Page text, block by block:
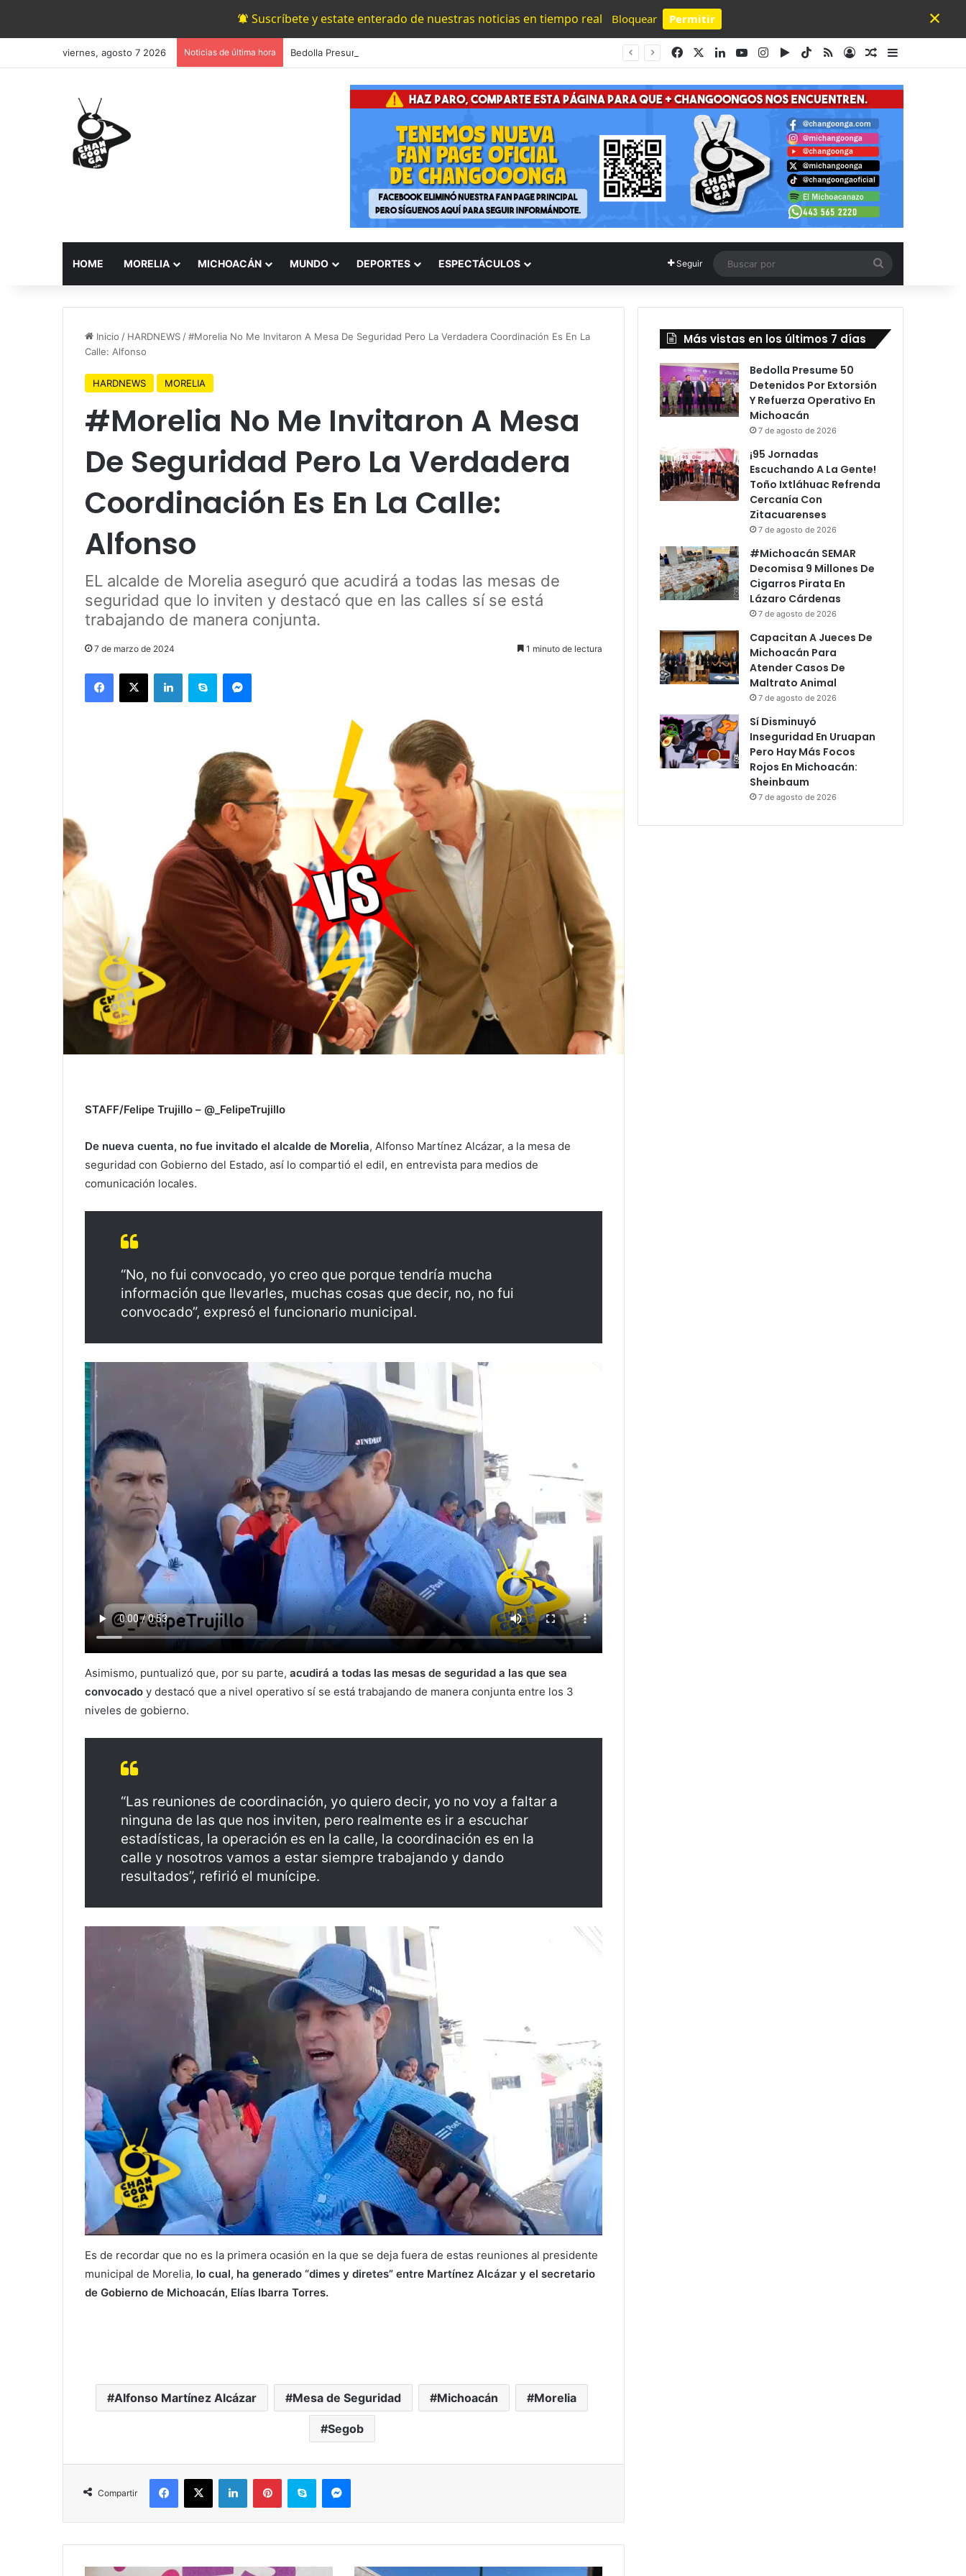
Suscríbete y estate enterado de nuestras noticias en tiempo real Bloquear Permitir
Powered by SendPulse
×
viernes, agosto 7 2026 Noticias de última hora FacebookLinkedInYouTubeInstagram
Google Play
TikTok
RSSAccesoPublicación al
Barra lateral
HOME MORELIA MICHOACÁN MUNDO DEPORTES ESPECTÁCULOS Seguir
por
Inicio / HARDNEWS /#Morelia No Me Invitaron A Mesa De Seguridad Pero La Verdadera Coordinación Es En La
Calle: Alfonso
HARDNEWS MORELIA
#Morelia No Me Invitaron A Mesa
De Seguridad Pero La Verdadera
Coordinación Es En La Calle:
Alfonso
EL alcalde de Morelia aseguró que acudirá a todas las mesas de
seguridad que lo inviten y destacó que en las calles sí se está
trabajando de manera conjunta.
7 de marzo de 2024 1 minuto de lectura
Facebook
X LinkedInSkype Messenger
STAFF/Felipe Trujillo – @_FelipeTrujillo
De nueva cuenta, no fue invitado el alcalde de Morelia, Alfonso Martínez Alcázar, a la mesa de
seguridad con Gobierno del Estado, así lo compartió el edil, en entrevista para medios de
comunicación locales.
“No, no fui convocado, yo creo que porque tendría mucha
información que llevarles, muchas cosas que decir, no, no fui
convocado”, expresó el funcionario municipal.
Asimismo, puntualizó que, por su parte, acudirá a todas las mesas de seguridad a las que sea
convocado y destacó que a nivel operativo sí se está trabajando de manera conjunta entre los 3
niveles de gobierno.
“Las reuniones de coordinación, yo quiero decir, yo no voy a faltar a
ninguna de las que nos inviten, pero realmente es ir a escuchar
estadísticas, la operación es en la calle, la coordinación es en la
calle y nosotros vamos a estar siempre trabajando y dando
resultados”, refirió el munícipe.
Es de recordar que no es la primera ocasión en la que se deja fuera de estas reuniones al presidente
municipal de Morelia, lo cual, ha generado “dimes y diretes” entre Martínez Alcázar y el secretario
de Gobierno de Michoacán, Elías Ibarra Torres.
Alfonso Martínez Alcázar Mesa de Seguridad Michoacán Morelia
Segob
Compartir
Facebook
X LinkedInPinterestSkype Messenger
#Michoacán Abren
Más vistas en los últimos 7 días
Bedolla Presume 50
Detenidos Por Extorsión
Y Refuerza Operativo En
Michoacán
7 de agosto de 2026
¡95 Jornadas
Escuchando A La Gente!
Toño Ixtláhuac Refrenda
Cercanía Con
Zitacuarenses
7 de agosto de 2026
#Michoacán SEMAR
Decomisa 9 Millones De
Cigarros Pirata En
Lázaro Cárdenas
7 de agosto de 2026
Capacitan A Jueces De
Michoacán Para
Atender Casos De
Maltrato Animal
7 de agosto de 2026
Sí Disminuyó
Inseguridad En Uruapan
Pero Hay Más Focos
Rojos En Michoacán:
Sheinbaum
7 de agosto de 2026